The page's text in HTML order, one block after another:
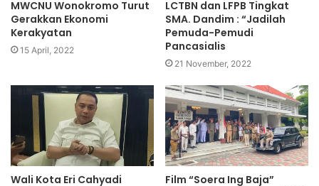
MWCNU Wonokromo Turut
Gerakkan Ekonomi
Kerakyatan
15 April, 2022
LCTBN dan LFPB Tingkat
SMA. Dandim : “Jadilah
Pemuda-Pemudi
Pancasialis
21 November, 2022
Wali Kota Eri Cahyadi
Film “Soera Ing Baja”